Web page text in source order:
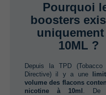
Pourquoi
boosters
uniquement
‬10ML ?
Depuis la TPD‭ (‬Tobacco
Directive‭) ‬il y a une‭ ‬
volume des flacons
nicotine à‭ ‬10ml‭ .‭ ‬De